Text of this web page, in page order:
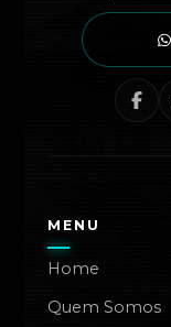
MENU
Home
Quem Somos